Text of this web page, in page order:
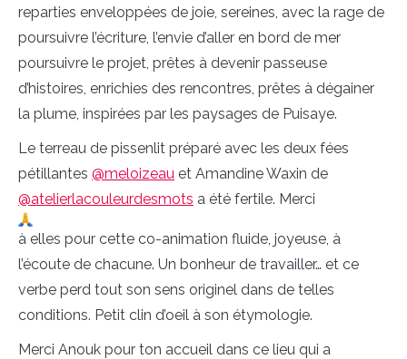
reparties enveloppées de joie, sereines, avec la rage de
poursuivre l’écriture, l’envie d’aller en bord de mer
poursuivre le projet, prêtes à devenir passeuse
d’histoires, enrichies des rencontres, prêtes à dégainer
la plume, inspirées par les paysages de Puisaye.
Le terreau de pissenlit préparé avec les deux fées
pétillantes @meloizeau et Amandine Waxin de
@atelierlacouleurdesmots a été fertile. Merci
à elles pour cette co-animation fluide, joyeuse, à
l’écoute de chacune. Un bonheur de travailler… et ce
verbe perd tout son sens originel dans de telles
conditions. Petit clin d’oeil à son étymologie.
Merci Anouk pour ton accueil dans ce lieu qui a